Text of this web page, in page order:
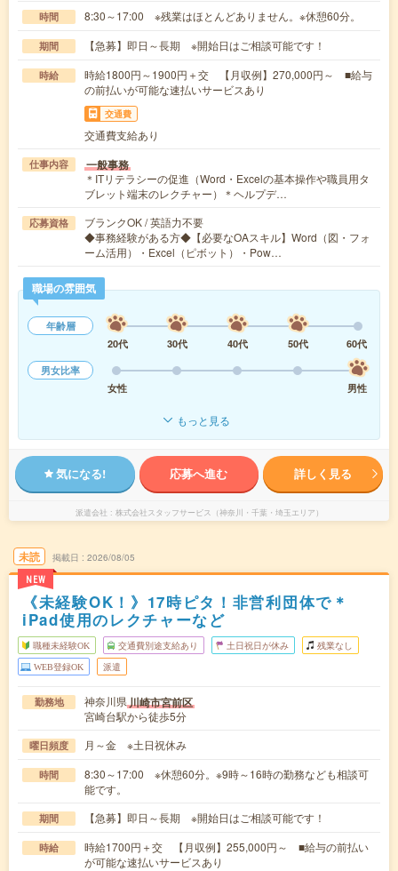
時間 8:30～17:00 ※残業はほとんどありません。※休憩60分。
期間 【急募】即日～長期 ※開始日はご相談可能です！
時給
時給1800円～1900円＋交 【月収例】270,000円～ ■給与
の前払いが可能な速払いサービスあり
交通費
交通費支給あり
仕事内容 一般事務
＊ITリテラシーの促進（Word・Excelの基本操作や職員用タ
ブレット端末のレクチャー）＊ヘルプデ…
応募資格
ブランクOK / 英語力不要
◆事務経験がある方◆【必要なOAスキル】Word（図・フォ
ーム活用）・Excel（ピボット）・Pow…
職場の雰囲気
年齢層
20代
30代 40代 50代
60代
男女比率
女性
男性
もっと見る
気になる! 応募へ進む 詳しく見る
派遣会社 株式会社スタッフサービス（神奈川・千葉・埼玉エリア）
未読
NEW
掲載日 2026/08/05
《未経験OK！》17時ピタ！非営利団体で＊
iPad使用のレクチャーなど
職種未経験OK 交通費別途支給あり 土日祝日が休み 残業なし
WEB登録OK 派遣
勤務地 神奈川県川崎市宮前区
宮崎台駅から徒歩5分
曜日頻度 月～金 ※土日祝休み
時間
8:30～17:00 ※休憩60分。※9時～16時の勤務なども相談可
能です。
期間 【急募】即日～長期 ※開始日はご相談可能です！
時給
時給1700円＋交 【月収例】255,000円～ ■給与の前払い
が可能な速払いサービスあり